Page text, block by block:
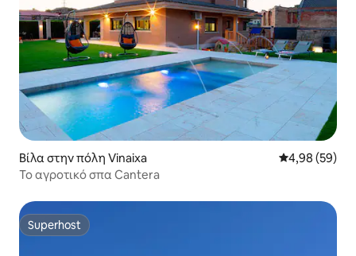
Βίλα στην πόλη Vinaixa Μέση
4,98 (59)
Το αγροτικό σπα Cantera
Superhost
Superhost